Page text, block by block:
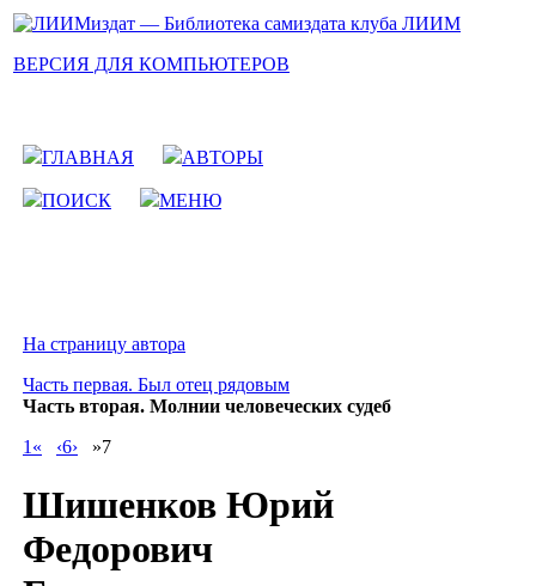
ВЕРСИЯ ДЛЯ КОМПЬЮТЕРОВ
ГЛАВНАЯ АВТОРЫ
ПОИСК МЕНЮ
На страницу автора
Часть первая. Был отец рядовым
Часть вторая. Молнии человеческих судеб
1«
‹6› »7
Шишенков Юрий
Федорович